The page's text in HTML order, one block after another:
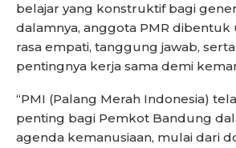
belajar yang konstruktif bagi
dalamnya, anggota PMR
rasa empati, tanggung jawab,
pentingnya kerja sama demi
“PMI (Palang Merah Indonesia)
penting bagi Pemkot Bandung
agenda kemanusiaan, mulai dari